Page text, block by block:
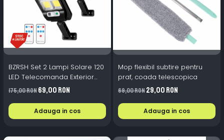
BZRSH Set 2 Lampi Solare 120
LED Telecomanda Exterior
Curte Usa Alee Parcare
175,00 RON69,00 RON
Adauga in cos
Mop flexibil subtire pentru
praf, coada telescopica
69,00 RON29,00 RON
Adauga in cos